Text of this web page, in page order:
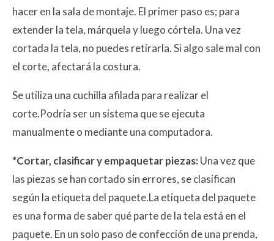
hacer en la sala de montaje. El primer paso es; para
extender la tela, márquela y luego córtela. Una vez
cortada la tela, no puedes retirarla. Si algo sale mal con
el corte, afectará la costura.
Se utiliza una cuchilla afilada para realizar el
corte.Podría ser un sistema que se ejecuta
manualmente o mediante una computadora.
*Cortar, clasificar y empaquetar piezas:Una vez que
las piezas se han cortado sin errores, se clasifican
según la etiqueta del paquete.La etiqueta del paquete
es una forma de saber qué parte de la tela está en el
paquete. En un solo paso de confección de una prenda,